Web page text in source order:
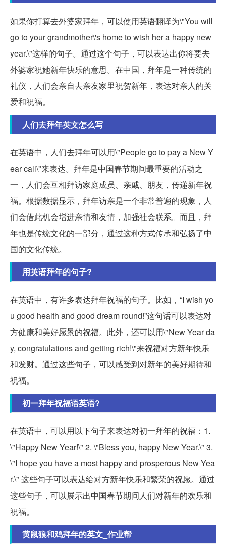
如果你打算去外婆家拜年，可以使用英语翻译为\"You will
go to your grandmother\'s home to wish her a happy new
year.\"这样的句子。通过这个句子，可以表达出你将要去
外婆家祝她新年快乐的意思。在中国，拜年是一种传统的
礼仪，人们会亲自去亲友家里祝贺新年，表达对亲人的关
爱和祝福。
人们去拜年英文怎么写
在英语中，人们去拜年可以用\"People go to pay a New Y
ear call\"来表达。拜年是中国春节期间最重要的活动之
一，人们会互相拜访家庭成员、亲戚、朋友，传递新年祝
福。根据数据显示，拜年访亲是一个非常普遍的现象，人
们会借此机会增进亲情和友情，加强社会联系。而且，拜
年也是传统文化的一部分，通过这种方式传承和弘扬了中
国的文化传统。
用英语拜年的句子?
在英语中，有许多表达拜年祝福的句子。比如，“I wish yo
u good health and good dream round!”这句话可以表达对
方健康和美好愿景的祝福。此外，还可以用\"New Year da
y, congratulations and getting rich!\"来祝福对方新年快乐
和发财。通过这些句子，可以感受到对新年的美好期待和
祝福。
初一拜年祝福语英语?
在英语中，可以用以下句子来表达对初一拜年的祝福：1.
\"Happy New Year!\" 2. \"Bless you, happy New Year.\" 3.
\"I hope you have a most happy and prosperous New Yea
r.\" 这些句子可以表达给对方新年快乐和繁荣的祝愿。通过
这些句子，可以展示出中国春节期间人们对新年的欢乐和
祝福。
黄鼠狼和鸡拜年的英文_作业帮